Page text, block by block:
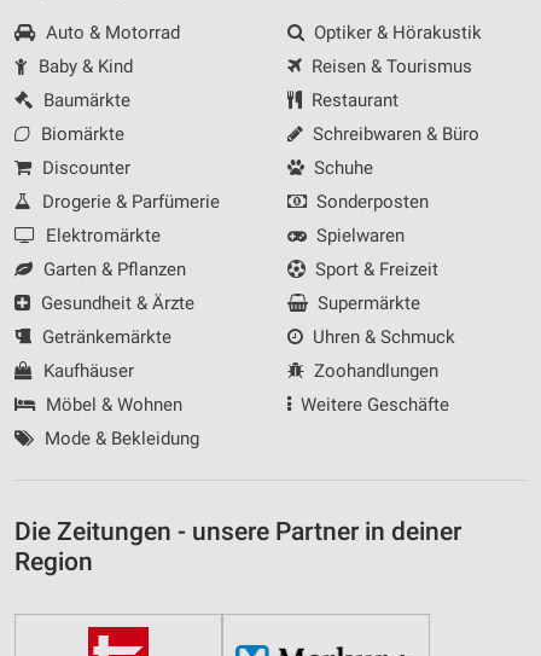
Auto & Motorrad
Baby & Kind
Baumärkte
Biomärkte
Discounter
Drogerie & Parfümerie
Elektromärkte
Garten & Pflanzen
Gesundheit & Ärzte
Getränkemärkte
Kaufhäuser
Möbel & Wohnen
Mode & Bekleidung
Optiker & Hörakustik
Reisen & Tourismus
Restaurant
Schreibwaren & Büro
Schuhe
Sonderposten
Spielwaren
Sport & Freizeit
Supermärkte
Uhren & Schmuck
Zoohandlungen
Weitere Geschäfte
Die Zeitungen - unsere Partner in deiner
Region